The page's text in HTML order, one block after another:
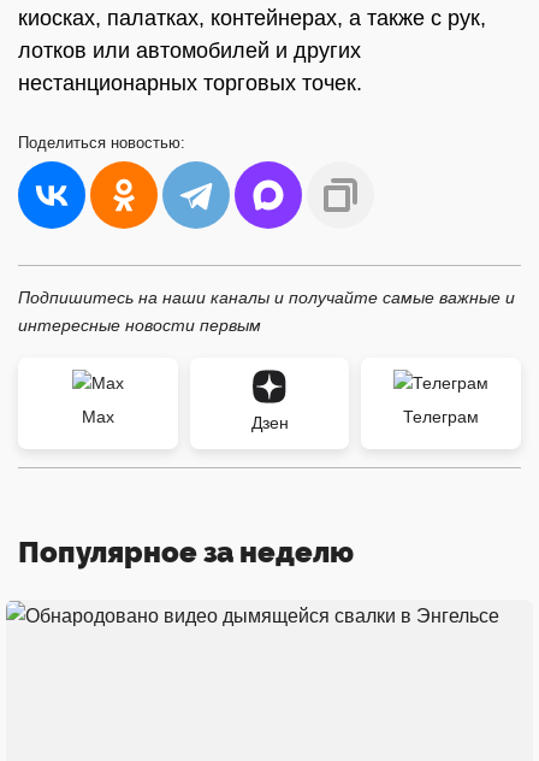
киосках, палатках, контейнерах, а также с рук,
лотков или автомобилей и других
нестанционарных торговых точек.
Поделиться новостью:
Подпишитесь на наши каналы и получайте самые важные и
интересные новости первым
Max Дзен Телеграм
Популярное за неделю